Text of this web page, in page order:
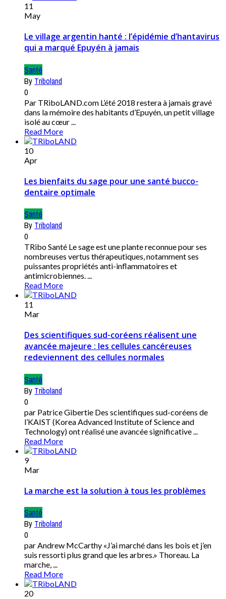
11
May
Le village argentin hanté : l’épidémie d’hantavirus
qui a marqué Epuyén à jamais
Santé
By Triboland
0
Par TRiboLAND.com L’été 2018 restera à jamais gravé
dans la mémoire des habitants d’Epuyén, un petit village
isolé au cœur ...
Read More
10
Apr
Les bienfaits du sage pour une santé bucco-
dentaire optimale
Santé
By Triboland
0
TRibo Santé Le sage est une plante reconnue pour ses
nombreuses vertus thérapeutiques, notamment ses
puissantes propriétés anti-inflammatoires et
antimicrobiennes. ...
Read More
11
Mar
Des scientifiques sud-coréens réalisent une
avancée majeure : les cellules cancéreuses
redeviennent des cellules normales
Santé
By Triboland
0
par Patrice Gibertie Des scientifiques sud-coréens de
l’KAIST (Korea Advanced Institute of Science and
Technology) ont réalisé une avancée significative ...
Read More
9
Mar
La marche est la solution à tous les problèmes
Santé
By Triboland
0
par Andrew McCarthy «J’ai marché dans les bois et j’en
suis ressorti plus grand que les arbres.» Thoreau. La
marche, ...
Read More
20